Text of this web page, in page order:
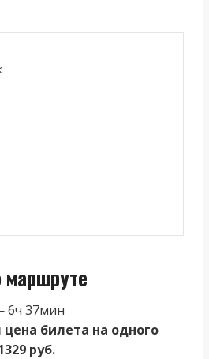
6ч 37мин
билета на одного
руб.